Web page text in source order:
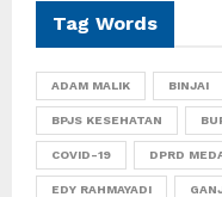
Tag Words
ADAM MALIK BINJAI
BPJS KESEHATAN
COVID-19 DPRD
EDY RAHMAYADI